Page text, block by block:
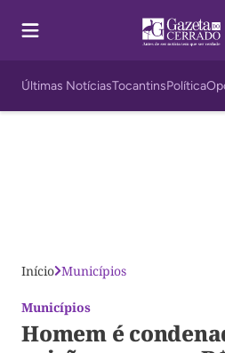
Últimas NotíciasTocantinsPolítica
Início Municípios
Municípios
Homem é